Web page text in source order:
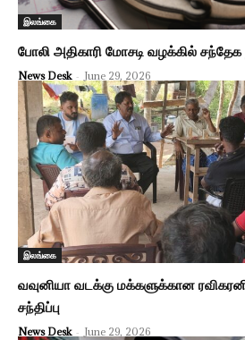
இலங்கை
போலி அதிகாரி மோசடி வழக்கில் சந்தேக
News Desk - June 29, 2026
இலங்கை
வவுனியா வடக்கு மக்களுக்கான
சந்திப்பு
News Desk - June 29, 2026